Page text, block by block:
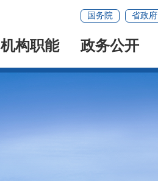
国务院 省政府
机构职能 政务公开